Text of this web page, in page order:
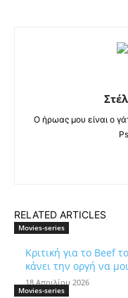
Ο ήρωας μου είναι ο
RELATED ARTICLES
Movies-series
Κριτική για το Beef
κάνει την οργή να
18 Απριλίου 2026
Movies-series